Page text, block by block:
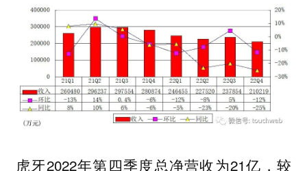
虎牙2022年第四季度总净营收为21亿，较